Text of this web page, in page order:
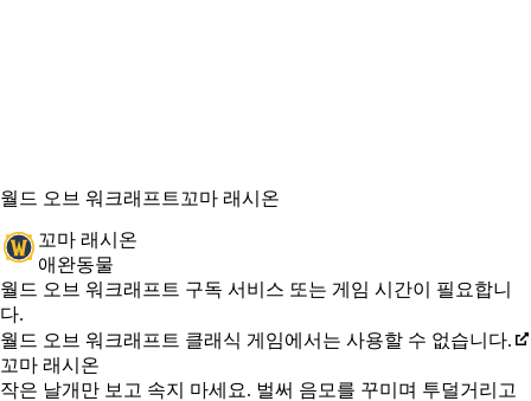
월드 오브 워크래프트꼬마 래시온
꼬마 래시온
애완동물
가격
Available actions
월드 오브 워크래프트 구독 서비스 또는 게임 시간이 필요합니
다.
월드 오브 워크래프트 클래식 게임에서는 사용할 수 없습니다.
꼬마 래시온
작은 날개만 보고 속지 마세요. 벌써 음모를 꾸미며 투덜거리고